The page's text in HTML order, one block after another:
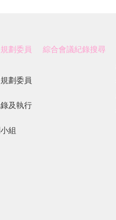
劃委員
劃委員
及執行
組
綜合會議紀錄搜尋